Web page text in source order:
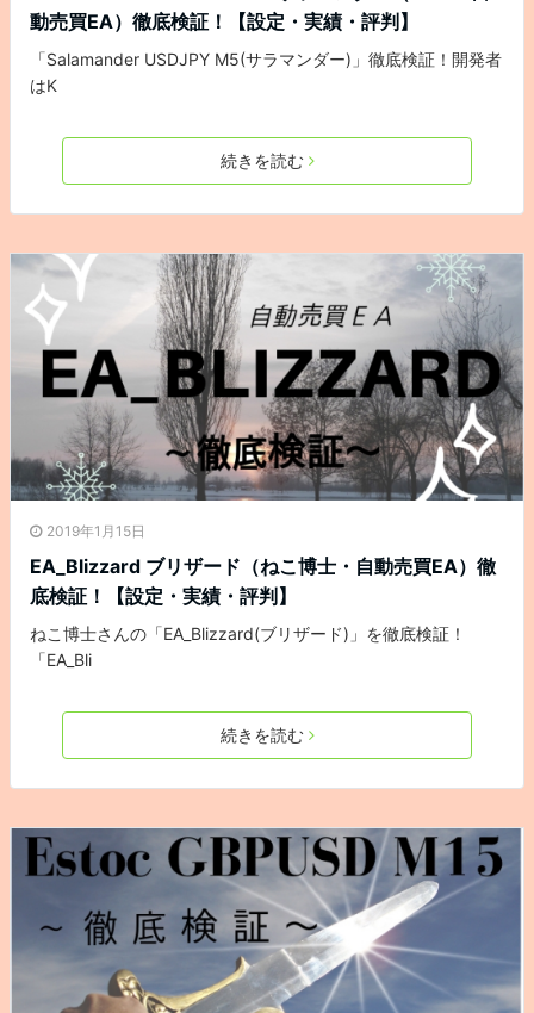
動売買EA）徹底検証！【設定・実績・評判】
「Salamander USDJPY M5(サラマンダー)」徹底検証！開発者
はK
続きを読む
2019年1月15日
EA_Blizzard ブリザード（ねこ博士・自動売買EA）徹
底検証！【設定・実績・評判】
ねこ博士さんの「EA_Blizzard(ブリザード)」を徹底検証！
「EA_Bli
続きを読む